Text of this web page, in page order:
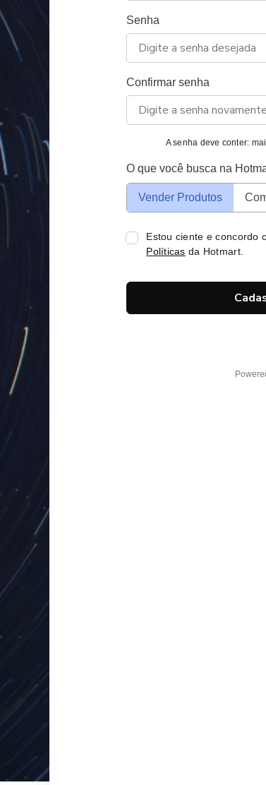
Senha
Confirmar senha
A senha deve conter:
O que você busca na
Vender Produtos
Estou ciente e concordo
Políticas da Hotmart.